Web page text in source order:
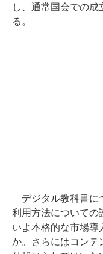
し、通常国会での
る。
デジタル教科書に
利用方法についての
いよ本格的な市場導
か。さらにはコンテ